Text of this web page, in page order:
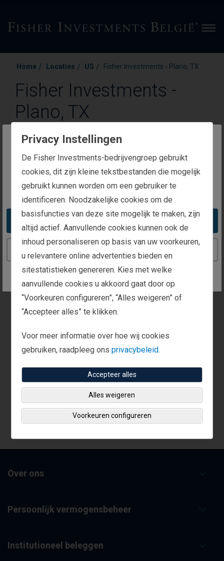
The website you are trying to reach is
intended for investors in Belgium
You appear to be in the United States
Take me to the United States website
Home / Locaties / US / Fisher Investments - Plano, TX
Fisher Investments -
Plano, TX
6500 International Parkway
Plano, TX 75093
Bel ons op
+1 (888) 823-9566
Verstuur een fax naar
Op dit kantoor kunt u langskomen voor een
persoonlijk gesprek.
Bel ons of vul hetcontactformulier in om een
afspraak te maken.
Over ons
Persoonlijk vermogensbeheer
Institutioneel beleggen
Privacy Instellingen
De Fisher Investments-bedrijvengroep gebruikt
cookies, dit zijn kleine tekstbestanden die mogelijk
gebruikt kunnen worden om een gebruiker te
identificeren. Noodzakelijke cookies om de
basisfuncties van deze site mogelijk te maken, zijn
altijd actief. Aanvullende cookies kunnen ook de
inhoud personaliseren op basis van uw voorkeuren,
u relevantere online advertenties bieden en
sitestatistieken genereren. Kies met welke
aanvullende cookies u akkoord gaat door op
“Voorkeuren configureren”, “Alles weigeren” of
“Accepteer alles” te klikken.
Voor meer informatie over hoe wij cookies
gebruiken, raadpleeg ons privacybeleid.
Accepteer alles
Alles weigeren
Voorkeuren configureren